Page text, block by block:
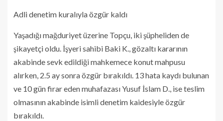
Adli denetim kuralıyla özgür kaldı
Yaşadığı mağduriyet üzerine Topçu, iki şüpheliden de
şikayetçi oldu. İşyeri sahibi Baki K., gözaltı kararının
akabinde sevk edildiği mahkemece konut mahpusu
alırken, 2.5 ay sonra özgür bırakıldı. 13 hata kaydı bulunan
ve 10 gün firar eden muhafazası Yusuf İslam D., ise teslim
olmasının akabinde isimli denetim kaidesiyle özgür
bırakıldı.